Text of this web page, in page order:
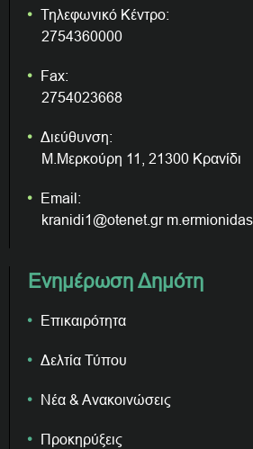
Τηλεφωνικό Κέντρο:
2754360000
Fax:
2754023668
Διεύθυνση:
Μ.Μερκούρη 11, 21300 Κρανίδι
Email:
kranidi1@otenet.gr
Ενημέρωση Δημότη
Επικαιρότητα
Δελτία Τύπου
Νέα & Ανακοινώσεις
Προκηρύξεις